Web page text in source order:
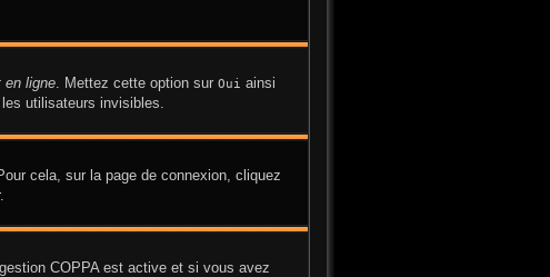
en ligne. Mettez cette option sur Oui ainsi
utilisateurs invisibles.
cela, sur la page de connexion, cliquez
COPPA est active et si vous avez